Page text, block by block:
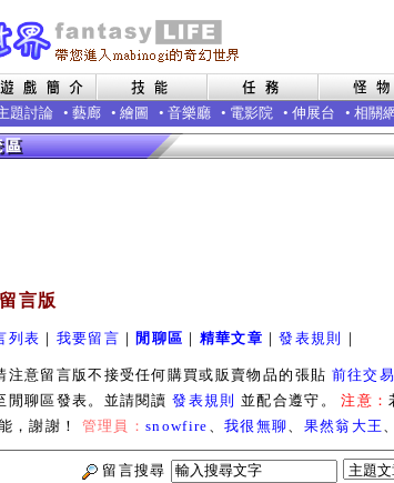
題討論 • 藝廊 • 繪圖 • 音樂廳 • 電影院 • 伸展台 • 相關
言版
列表 ｜ 我要留言 ｜ 閒聊區 ｜ 精華文章 ｜發表規則 ｜
留言版不接受任何購買或販賣物品的張貼 前往交
閒聊區發表。並請閱讀發表規則 並配合遵守。注意：
，謝謝！ 管理員： snowfire 、 我很無聊、 果然翁大王 、
留言搜尋